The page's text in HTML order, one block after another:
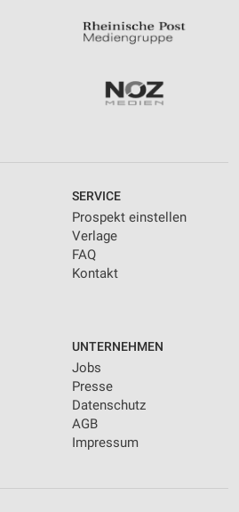
SERVICE
Prospekt einstellen
Verlage
FAQ
Kontakt
UNTERNEHMEN
Jobs
Presse
Datenschutz
AGB
Impressum